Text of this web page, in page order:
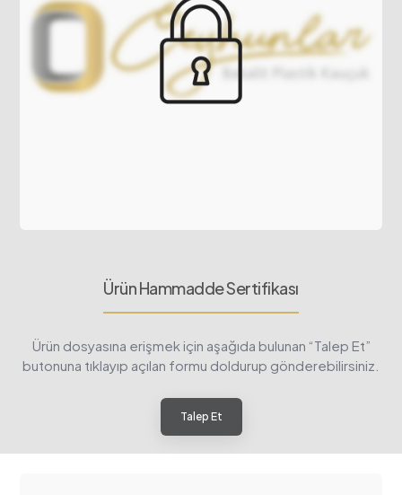
Ürün Hammadde Sertifikası
Ürün dosyasına erişmek için aşağıda bulunan “Talep Et”
butonuna tıklayıp açılan formu doldurup gönderebilirsiniz.
Talep Et